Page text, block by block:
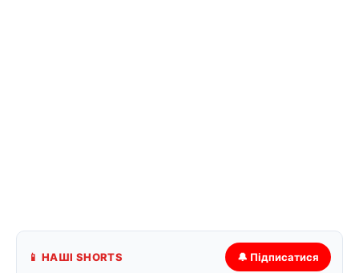
📱 НАШІ SHORTS 🔔 Підписатися